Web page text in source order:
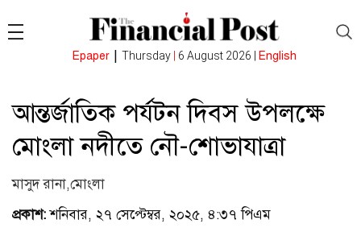
Epaper| Thursday 6 August 2026 | English
আন্তর্জাতিক পর্যটন দিবস উপলক্ষে
মোংলা নদীতে নৌ-শোভাযাত্রা
মাসুদ রানা,মোংলা
প্রকাশ:শনিবার, ২৭ সেপ্টেম্বর, ২০২৫, ৪:৩৭ পিএম